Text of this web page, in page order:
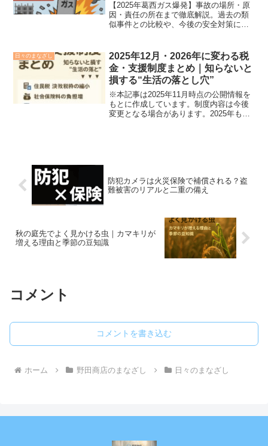
【2025年葛西ガス爆発】事故の場所・原
因・責任の所在まで徹底解説。過去の類
似事件との比較や、今後の安全対策にも
日々のまなざし
2025年12月・2026年に変わる税
金・支援制度まとめ｜知らないと
損する“生活の落とし穴”
※本記事は2025年11月時点の公開情報を
もとに作成しています。制度内容は今後
変更となる場合があります。2025年も終
防犯カメラは火災保険で補償される？盗
難被害のリアルと二重の備え
秋の庭先でよく見かける虫｜カマキリが
増える理由と季節の豆知識
コメント
コメントを書き込む
ホーム 野田商店のまなざし 日々のまなざし